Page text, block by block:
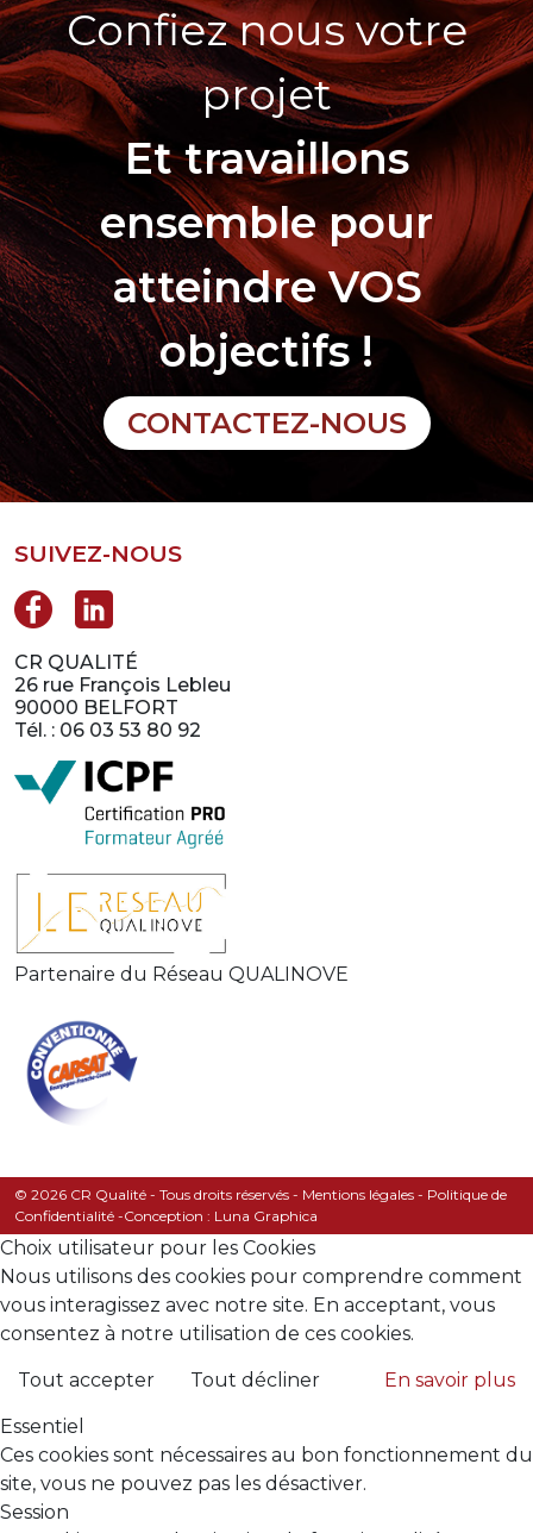
Confiez nous votre
projet
Et travaillons
ensemble pour
atteindre VOS
objectifs !
CONTACTEZ-NOUS
SUIVEZ-NOUS
CR QUALITÉ
26 rue François Lebleu
90000 BELFORT
Tél. : 06 03 53 80 92
Partenaire du Réseau QUALINOVE
© 2026 CR Qualité - Tous droits réservés - Mentions légales - Politique de
Confidentialité -Conception : Luna Graphica
Choix utilisateur pour les Cookies
Nous utilisons des cookies pour comprendre comment
vous interagissez avec notre site. En acceptant, vous
consentez à notre utilisation de ces cookies.
Tout accepter Tout décliner En savoir plus
Essentiel
Ces cookies sont nécessaires au bon fonctionnement du
site, vous ne pouvez pas les désactiver.
Session